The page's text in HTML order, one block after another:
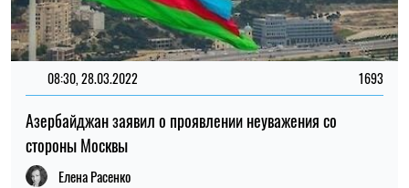
08:30, 28.03.2022 1693
Азербайджан заявил о проявлении неуважения со
стороны Москвы
Елена Расенко